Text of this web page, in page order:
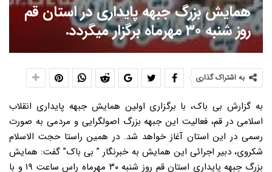
همایش بزرگ جبهه پایداری در استان قم
روز شنبه ۳۰ مهرماه برگزار میگردد.
به اشتراک گذاری
به گزارش بی باک، با برگزاری اولین همایش جبهه پایداری انقلاب
اسلامی در قم، فعالیت این جبهه بزرگ اصولگرایی و مردمی به صورت
رسمی در این استان آغاز خواهد شد. در همین راستا حجت الاسلام
شکروی، دبیر اجرائی این همایش به خبرنگار ” بی باک” گفت: همایش
بزرگ جبهه پایداری استان قم روز شنبه ۳۰ مهرماه راس ساعت ۱۹ و با